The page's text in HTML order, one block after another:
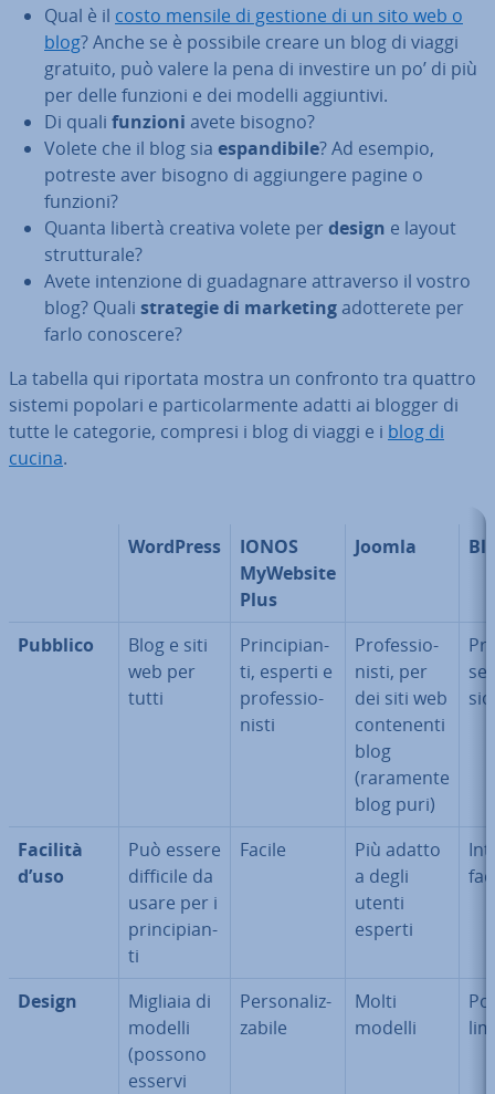
Qual è il costo mensile di gestione di un sito web o
blog? Anche se è possibile creare un blog di viaggi
gratuito, può valere la pena di investire un po’ di più
per delle funzioni e dei modelli ag­giun­ti­vi.
Di quali funzioni avete bisogno?
Volete che il blog sia espan­di­bi­le? Ad esempio,
potreste aver bisogno di ag­giun­ge­re pagine o
funzioni?
Quanta libertà creativa volete per design e layout
strut­tu­ra­le?
Avete in­ten­zio­ne di gua­da­gna­re at­tra­ver­so il vostro
blog? Quali strategie di marketingadot­te­re­te per
farlo conoscere?
La tabella qui riportata mostra un confronto tra quattro
sistemi popolari e par­ti­co­lar­men­te adatti ai blogger di
tutte le categorie, compresi i blog di viaggi e i blog di
cucina.
WordPress
IONOS
MyWebsite
Plus
Joomla
Pubblico
Blog e siti
web per
tutti
Prin­ci­pian­
ti, esperti e
pro­fes­sio­
ni­sti
Pro­fes­sio­
ni­sti, per
dei siti web
con­te­nen­ti
blog
(raramente
blog puri)
Facilità
d’uso
Può essere
difficile da
usare per i
prin­ci­pian­
ti
Facile
Più adatto
a degli
utenti
esperti
Design
Migliaia di
modelli
(possono
esservi
Per­so­na­liz­
za­bi­le
Molti
modelli